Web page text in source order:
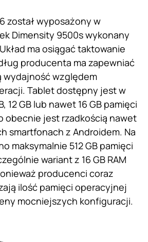
został wyposażony w
Dimensity 9500s wykonany
ma osiągać taktowanie
producenta ma zapewniać
wydajność względem
Tablet dostępny jest w
12 GB lub nawet 16 GB pamięci
obecnie jest rzadkością nawet
smartfonach z Androidem. Na
maksymalnie 512 GB pamięci
wariant z 16 GB RAM
producenci coraz
ilość pamięci operacyjnej
mocniejszych konfiguracji.